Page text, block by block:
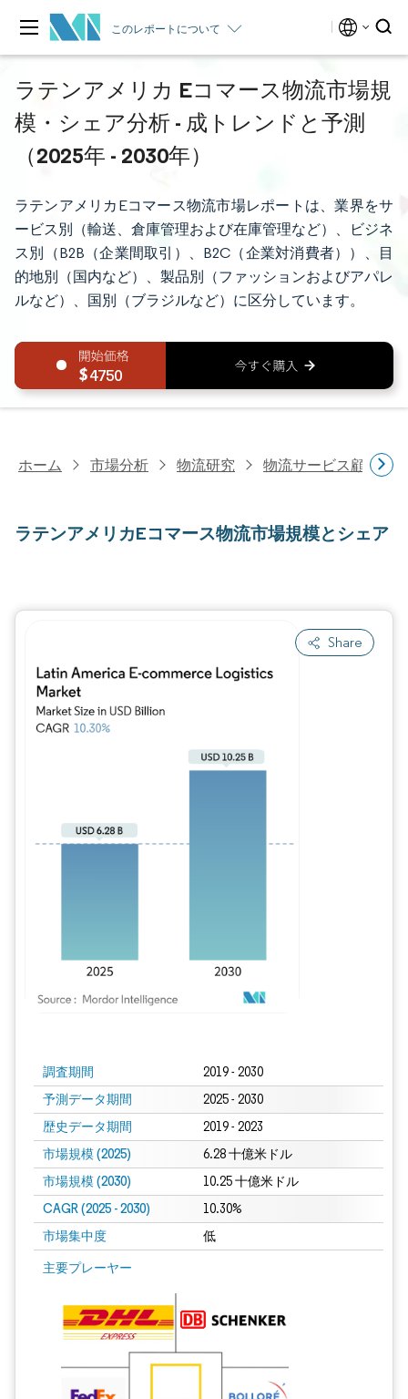
このレポートについて
ラテンアメリカ Eコマース物流市場規
模・シェア分析 - 成トレンドと予測
（2025年 - 2030年）
ラテンアメリカEコマース物流市場レポートは、業界をサ
ービス別（輸送、倉庫管理および在庫管理など）、ビジネ
ス別（B2B（企業間取引）、B2C（企業対消費者））、目
的地別（国内など）、製品別（ファッションおよびアパレ
ルなど）、国別（ブラジルなど）に区分しています。
4750
ホーム 市場分析 物流研究 物流サービス顧客研究
ラテンアメリカEコマース物流市場規模とシェア
Share
調査期間 2019 - 2030
予測データ期間 2025 - 2030
歴史データ期間 2019 - 2023
市場規模 (2025) 6.28 十億米ドル
市場規模 (2030) 10.25 十億米ドル
CAGR (2025 - 2030) 10.30%
市場集中度 低
主要プレーヤー